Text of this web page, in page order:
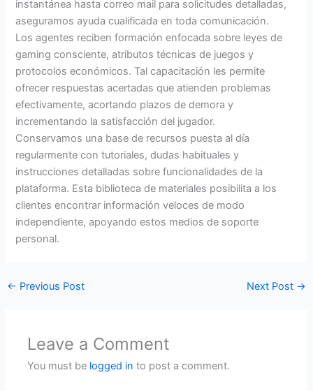
instantánea hasta correo mail para solicitudes detalladas,
aseguramos ayuda cualificada en toda comunicación.
Los agentes reciben formación enfocada sobre leyes de
gaming consciente, atributos técnicas de juegos y
protocolos económicos. Tal capacitación les permite
ofrecer respuestas acertadas que atienden problemas
efectivamente, acortando plazos de demora y
incrementando la satisfacción del jugador.
Conservamos una base de recursos puesta al día
regularmente con tutoriales, dudas habituales y
instrucciones detalladas sobre funcionalidades de la
plataforma. Esta biblioteca de materiales posibilita a los
clientes encontrar información veloces de modo
independiente, apoyando estos medios de soporte
personal.
← Previous Post Next Post →
Leave a Comment
You must be logged in to post a comment.